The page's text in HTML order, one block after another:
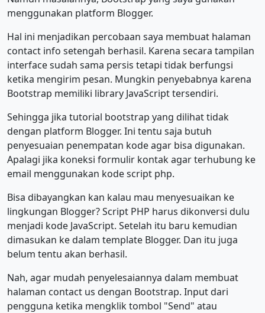
menggunakan platform Blogger.
Hal ini menjadikan percobaan saya membuat halaman
contact info setengah berhasil. Karena secara tampilan
interface sudah sama persis tetapi tidak berfungsi
ketika mengirim pesan. Mungkin penyebabnya karena
Bootstrap memiliki library JavaScript tersendiri.
Sehingga jika tutorial bootstrap yang dilihat tidak
dengan platform Blogger. Ini tentu saja butuh
penyesuaian penempatan kode agar bisa digunakan.
Apalagi jika koneksi formulir kontak agar terhubung ke
email menggunakan kode script php.
Bisa dibayangkan kan kalau mau menyesuaikan ke
lingkungan Blogger? Script PHP harus dikonversi dulu
menjadi kode JavaScript. Setelah itu baru kemudian
dimasukan ke dalam template Blogger. Dan itu juga
belum tentu akan berhasil.
Nah, agar mudah penyelesaiannya dalam membuat
halaman contact us dengan Bootstrap. Input dari
pengguna ketika mengklik tombol "Send" atau